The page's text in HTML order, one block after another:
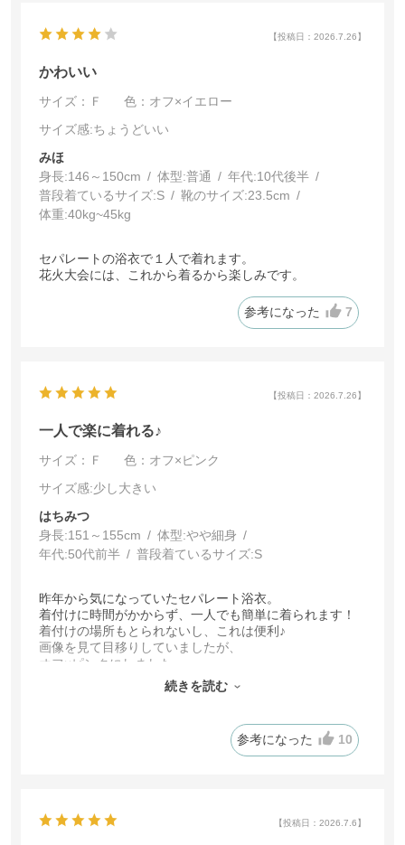
【投稿日：2026.7.26】
かわいい
サイズ：Ｆ
色：オフ×イエロー
サイズ感:ちょうどいい
みほ
身長:146～150cm 体型:普通 年代:10代後半
普段着ているサイズ:S 靴のサイズ:23.5cm
体重:40kg~45kg
セパレートの浴衣で１人で着れます。
花火大会には、これから着るから楽しみです。
参考になった 7
【投稿日：2026.7.26】
一人で楽に着れる♪
サイズ：Ｆ
色：オフ×ピンク
サイズ感:少し大きい
はちみつ
身長:151～155cm 体型:細身
年代:50代前半 普段着ているサイズ:S
昨年から気になっていたセパレート浴衣。
着付けに時間がかからず、一人でも簡単に着られます！
着付けの場所もとられないし、これは便利♪
画像を見て目移りしていましたが、
オフ×ピンクにしました。
若い人向けかな？と思いましたが、
落ち着いたピンクに大きな花柄で、大人でもいけま
フリーサイズなので、私にはちょっと大きく感じます
が、スカートの腰紐で調整ができるので良いです！
続きを読む
参考になった 10
【投稿日：2026.7.6】